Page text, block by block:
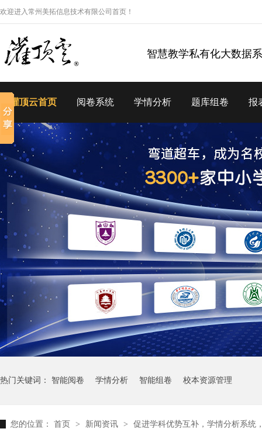
欢迎进入常州美拓信息技术有限公司首页！
智慧教学私有化大数据
灌顶云首页 阅卷系统 学情分析 题库组卷 报
热门关键词： 智能阅卷 学情分析 智能组卷 校本资源管理
您的位置： 首页 > 新闻资讯 > 促进学科优势互补，学情分析系统